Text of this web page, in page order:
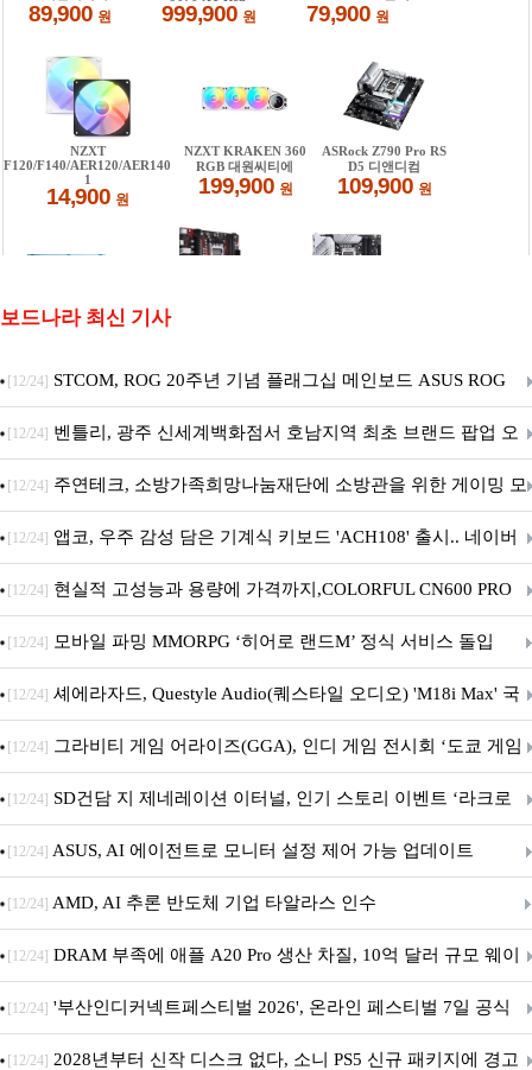
보드나라 최신 기사
[12/24] STCOM, ROG 20주년 기념 플래그십 메인보드 ASUS ROG
Crosshair X870E EDITION 20 국내 출시 예정
[12/24] 벤틀리, 광주 신세계백화점서 호남지역 최초 브랜드 팝업 오
픈
[12/24] 주연테크, 소방가족희망나눔재단에 소방관을 위한 게이밍 모
니터·스마트 펫 침대 기부
[12/24] 앱코, 우주 감성 담은 기계식 키보드 'ACH108' 출시.. 네이버
브랜드데이 기획전 진행
[12/24] 현실적 고성능과 용량에 가격까지,COLORFUL CN600 PRO
M.2 NVMe 디앤디컴 1TB
[12/24] 모바일 파밍 MMORPG ‘히어로 랜드M’ 정식 서비스 돌입
[12/24] 셰에라자드, Questyle Audio(퀘스타일 오디오) 'M18i Max' 국
내 정식 출시
[12/24] 그라비티 게임 어라이즈(GGA), 인디 게임 전시회 ‘도쿄 게임
던전 13’ 참가!
[12/24] SD건담 지 제네레이션 이터널, 인기 스토리 이벤트 ‘라크로
아의 용사’ 재개최 및 풍성한 기념 이벤트 실시!
[12/24] ASUS, AI 에이전트로 모니터 설정 제어 가능 업데이트
[12/24] AMD, AI 추론 반도체 기업 타알라스 인수
[12/24] DRAM 부족에 애플 A20 Pro 생산 차질, 10억 달러 규모 웨이
퍼 대기
[12/24] '부산인디커넥트페스티벌 2026', 온라인 페스티벌 7일 공식
개막... 22일간 진행
[12/24] 2028년부터 신작 디스크 없다, 소니 PS5 신규 패키지에 경고